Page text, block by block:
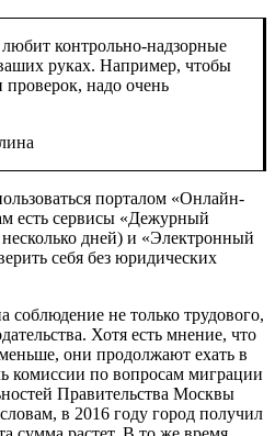
контрольно-надзорные
руках. Например, чтобы
проверок, надо очень
порталом «Онлайн-
есть сервисы «Дежурный
дней) и «Электронный
себя без юридических
соблюдение не только трудового,
Хотя есть мнение, что
они продолжают ехать в
комиссии по вопросам миграции
Правительства Москвы
в 2016 году город получил